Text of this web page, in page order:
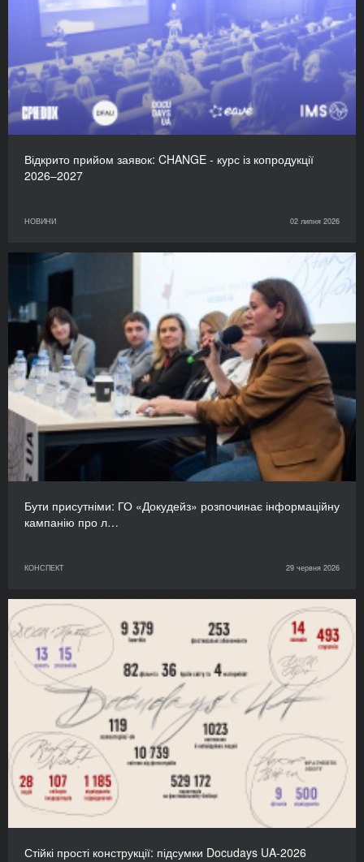
Відкрито прийом заявок: CHANGE - курс із копродукції
2026–2027
НОВИНИ 02 липня 2026
Бути присутніми: ГО «Докудейз» розпочинає інформаційну
кампанію про л…
КОНСПЕКТ 29 червня 2026
Стійкі прості конструкції: підсумки Docudays UA-2026